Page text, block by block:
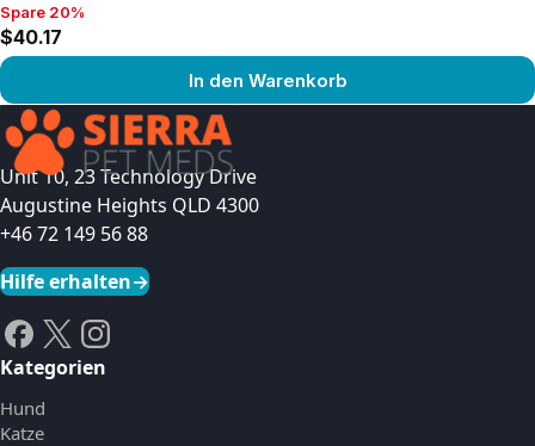
Spare 20%, $40.17
Spare 20%
$40.17
In den Warenkorb
Produkt ansehen
Unit 10, 23 Technology Drive
Augustine Heights QLD 4300
+46 72 149 56 88
Hilfe erhalten→
Kategorien
Hund
Katze